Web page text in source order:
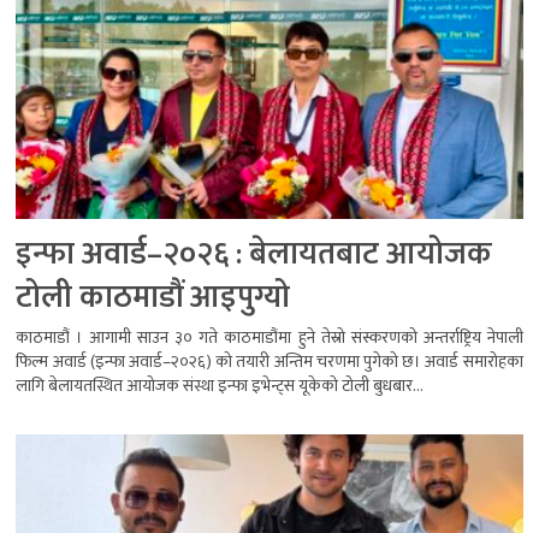
इन्फा अवार्ड–२०२६ : बेलायतबाट आयोजक
टोली काठमाडौं आइपुग्यो
काठमाडौं । आगामी साउन ३० गते काठमाडौंमा हुने तेस्रो संस्करणको अन्तर्राष्ट्रिय नेपाली
फिल्म अवार्ड (इन्फा अवार्ड–२०२६) को तयारी अन्तिम चरणमा पुगेको छ। अवार्ड समारोहका
लागि बेलायतस्थित आयोजक संस्था इन्फा इभेन्ट्स यूकेको टोली बुधबार...